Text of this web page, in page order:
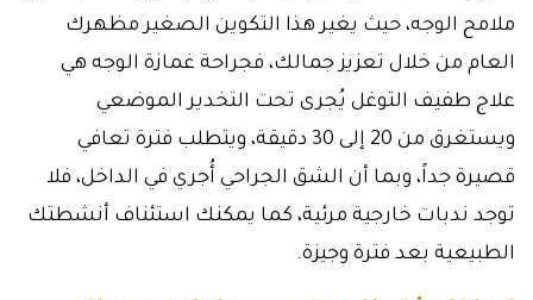
ملامح الوجه، حيث يغير هذا التكوين الصغير مظهرك
العام من خلال تعزيز جمالك، فجراحة غمازة الوجه هي
علاج طفيف التوغل يُجرى تحت التخدير الموضعي
ويستغرق من 20 إلى 30 دقيقة، ويتطلب فترة تعافي
قصيرة جداً، وبما أن الشق الجراحي أُجري في الداخل، فلا
توجد ندبات خارجية مرئية، كما يمكنك استئناف أنشطتك
الطبيعية بعد فترة وجيزة.